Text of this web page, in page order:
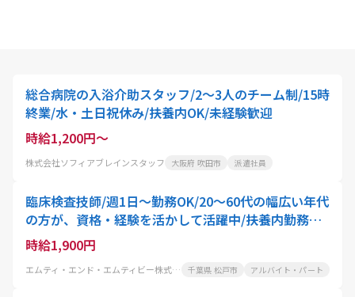
総合病院の入浴介助スタッフ/2〜3人のチーム制/15時
終業/水・土日祝休み/扶養内OK/未経験歓迎
時給1,200円～
株式会社ソフィアブレインスタッフ 大阪府 吹田市 派遣社員
臨床検査技師/週1日～勤務OK/20～60代の幅広い年代
の方が、資格・経験を活かして活躍中/扶養内勤務可!
家事や育児と両立したい方におすすめ
時給1,900円
エムティ・エンド・エムティビー株式会社 千葉県 松戸市 アルバイト・パート